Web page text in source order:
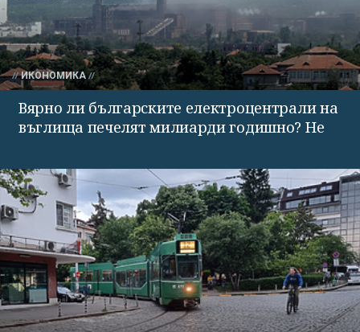
ИКОНОМИКА
Вярно ли българските електроцентрали на
въглища печелят милиарди годишно? Не